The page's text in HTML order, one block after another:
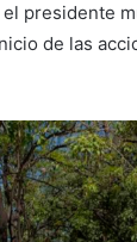
presidente
de las